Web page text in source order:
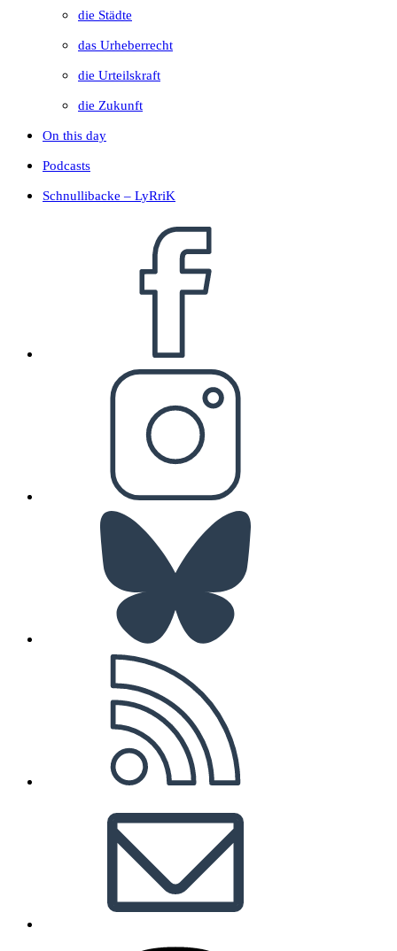
die Städte
das Urheberrecht
die Urteilskraft
die Zukunft
On this day
Podcasts
Schnullibacke – LyRriK